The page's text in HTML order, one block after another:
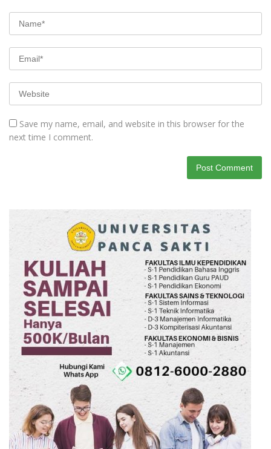
Save my name, email, and website in this browser for the
next time I comment.